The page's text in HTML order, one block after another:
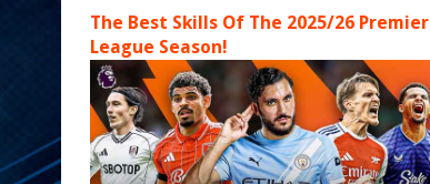
The Best Skills Of The 2025/26 Premier
League Season!